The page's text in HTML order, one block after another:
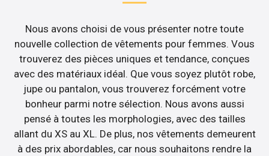
Nous avons choisi de vous présenter notre toute
nouvelle collection de vêtements pour femmes. Vous
trouverez des pièces uniques et tendance, conçues
avec des matériaux idéal. Que vous soyez plutôt robe,
jupe ou pantalon, vous trouverez forcément votre
bonheur parmi notre sélection. Nous avons aussi
pensé à toutes les morphologies, avec des tailles
allant du XS au XL. De plus, nos vêtements demeurent
à des prix abordables, car nous souhaitons rendre la